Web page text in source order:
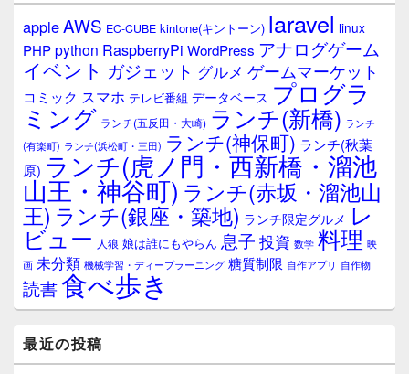
ウ
ィ
ジ
ェ
ア
appleAWS EC-CUBE kintone(キントーン) laravel linux
PHPpython RaspberryPi WordPress アナログゲーム
イベント ガジェット グルメ ゲームマーケット
コミック スマホ テレビ番組 データベース プログラ
ミング ランチ(五反田・大崎) ランチ(新橋) ランチ
(有楽町) ランチ(浜松町・三田) ランチ(神保町) ランチ(秋葉
原) ランチ(虎ノ門・西新橋・溜池
山王・神谷町) ランチ(赤坂・溜池山
王) ランチ(銀座・築地) ランチ限定グルメ レ
ビュー 人狼 娘は誰にもやらん 息子 投資 数学 料理 映
画 未分類 機械学習・ディープラーニング 糖質制限 自作アプリ 自作物
読書食べ歩き
最近の投稿